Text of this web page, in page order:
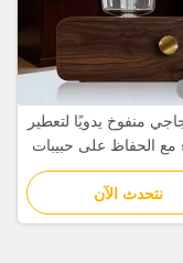
منفوخ يدويًا لتعطير
مع الحفاظ على حبيبات
الخشب الطبيعي
نتحدث الآن